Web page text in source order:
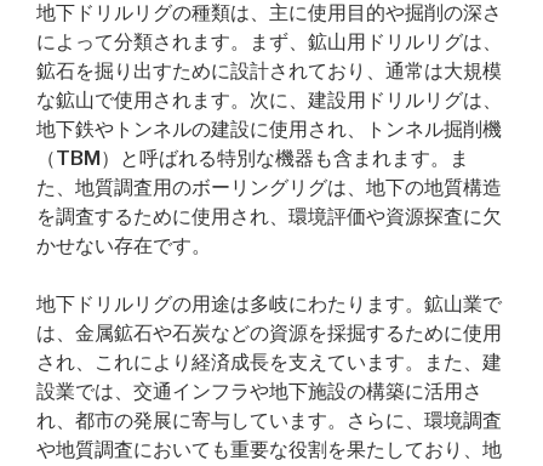
地下ドリルリグの種類は、主に使用目的や掘削の深さ
によって分類されます。まず、鉱山用ドリルリグは、
鉱石を掘り出すために設計されており、通常は大規模
な鉱山で使用されます。次に、建設用ドリルリグは、
地下鉄やトンネルの建設に使用され、トンネル掘削機
（TBM）と呼ばれる特別な機器も含まれます。ま
た、地質調査用のボーリングリグは、地下の地質構造
を調査するために使用され、環境評価や資源探査に欠
かせない存在です。
地下ドリルリグの用途は多岐にわたります。鉱山業で
は、金属鉱石や石炭などの資源を採掘するために使用
され、これにより経済成長を支えています。また、建
設業では、交通インフラや地下施設の構築に活用さ
れ、都市の発展に寄与しています。さらに、環境調査
や地質調査においても重要な役割を果たしており、地